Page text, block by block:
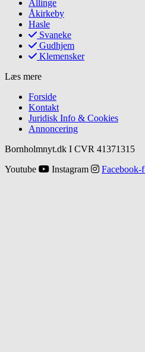
Allinge
Åkirkeby
Hasle
Svaneke
Gudhjem
Klemensker
Læs mere
Forside
Kontakt
Juridisk Info & Cookies​
Annoncering
Bornholmnyt.dk I CVR 41371315
Youtube
Instagram Facebook-f